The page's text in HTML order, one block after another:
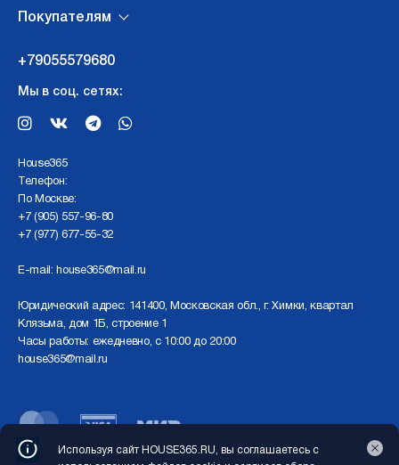
Покупателям
+79055579680
Мы в соц. сетях:
Нouse365
Телефон:
По Москве:
+7 (905) 557-96-80
+7 (977) 677-55-32
E-mail: house365@mail.ru
Юридический адрес: 141400, Московская обл., г. Химки, квартал
Клязьма, дом 1Б, строение 1
Часы работы: ежедневно, с 10:00 до 20:00
house365@mail.ru
Перед использованием сайта отключите VPN
Используя сайт HOUSE365.RU, вы соглашаетесь с